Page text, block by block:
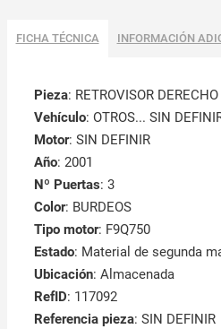
FICHA TÉCNICA INFORMACIÓN
Pieza: RETROVISOR DERECHO
Vehículo: OTROS... SIN
Motor: SIN DEFINIR
Año: 2001
Nº Puertas: 3
Color: BURDEOS
Tipo motor: F9Q750
Estado: Material de segunda
Ubicación: Almacenada
RefID: 117092
Referencia pieza: SIN DEFINIR